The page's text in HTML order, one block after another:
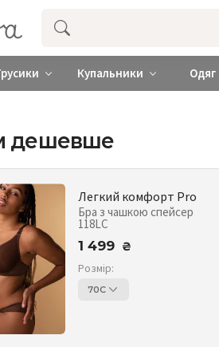
Купити нижню жіночу білизну ❤️
Купальники Одяг
дешевше
Легкий комфорт Pro
Бра з чашкою спейсер
118LC
1 499 ₴
Розмір:
70C